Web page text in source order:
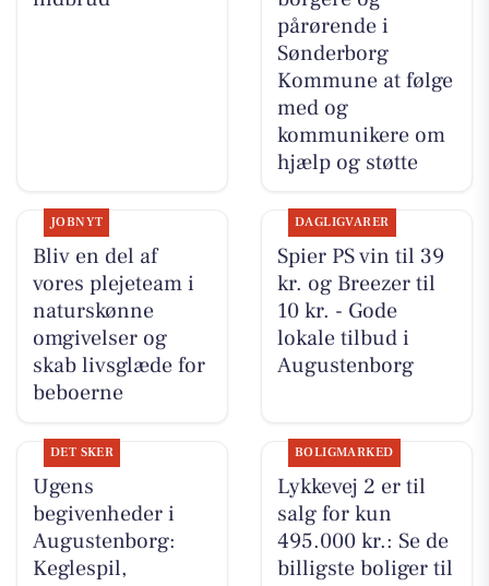
pårørende i
Sønderborg
Kommune at følge
med og
kommunikere om
hjælp og støtte
JOBNYT
Bliv en del af
vores plejeteam i
naturskønne
omgivelser og
skab livsglæde for
beboerne
DAGLIGVARER
Spier PS vin til 39
kr. og Breezer til
10 kr. - Gode
lokale tilbud i
Augustenborg
DET SKER
Ugens
begivenheder i
Augustenborg:
Keglespil,
BOLIGMARKED
Lykkevej 2 er til
salg for kun
495.000 kr.: Se de
billigste boliger til